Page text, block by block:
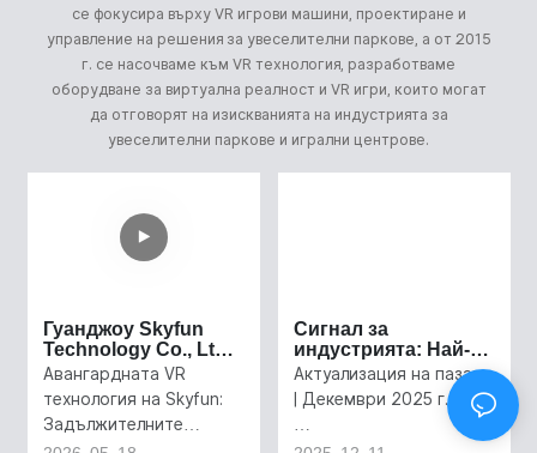
се фокусира върху VR игрови машини, проектиране и
управление на решения за увеселителни паркове, а от 2015
г. се насочваме към VR технология, разработваме
оборудване за виртуална реалност и VR игри, които могат
да отговорят на изискванията на индустрията за
увеселителни паркове и игрални центрове.
Гуанджоу Skyfun
Technology Co., Ltd.
Готови да блеснат
на предстоящото
изложение за
забавления и
Авангардната VR
технология на Skyfun:
Задължителните
Сигнал за
индустрията: Най-
доброто време за
обновяване на
вашето място за
забавления е сега
Актуализация на пазара
| Декември 2025 г.